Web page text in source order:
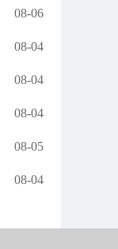
08-06
08-04
08-04
08-04
08-05
08-04